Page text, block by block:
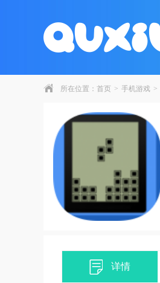
所在位置： 首页 > 手机游戏 >
详情